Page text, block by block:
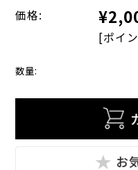
価格:
[ポイ
数量: